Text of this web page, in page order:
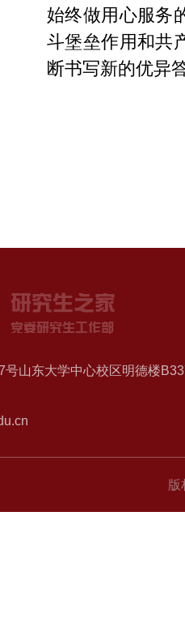
始终做用心服务
斗堡垒作用和共
断书写新的优异
山东大学中心校区明德楼
版